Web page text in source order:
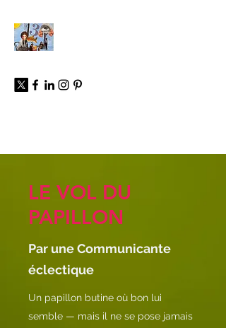
LE VOL DU
PAPILLON
Par une Communicante
éclectique
Un papillon butine où bon lui
semble — mais il ne se pose jamais